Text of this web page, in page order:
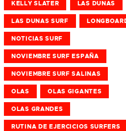
KELLY SLATER LAS DUNAS
LAS DUNAS SURF
NOTICIAS SURF
NOVIEMBRE SURF ESPAÑA
NOVIEMBRE SURF SALINAS
OLAS OLAS GIGANTES
OLAS GRANDES
RUTINA DE EJERCICIOS SURFERS